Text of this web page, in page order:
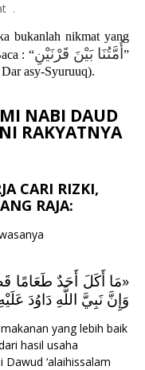
.
bukanlah nikmat yang
: “أُمَّتُنَا بَيْنَ قَرْنَيْنِ”
asy-Syuruuq).
NABI DAUD
RAKYATNYA
CARI RIZKI,
RAJA:
«مَا أَكَلَ أَحَدٌ طَعَامًا
وَإِنَّ نَبِيَّ اللَّهِ دَاوُدَ
yang lebih baik
hasil usaha
‘alaihissalam